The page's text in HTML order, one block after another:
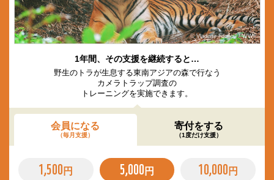
© Vladimir Filonov / WWF
1年間、その支援を継続すると…
野生のトラが生息する東南アジアの森で行なう
カメラトラップ調査の
トレーニングを実施できます。
会員になる
（毎月支援）
寄付をする
（1度だけ支援）
1,500 円 5,000 円 10,000 円